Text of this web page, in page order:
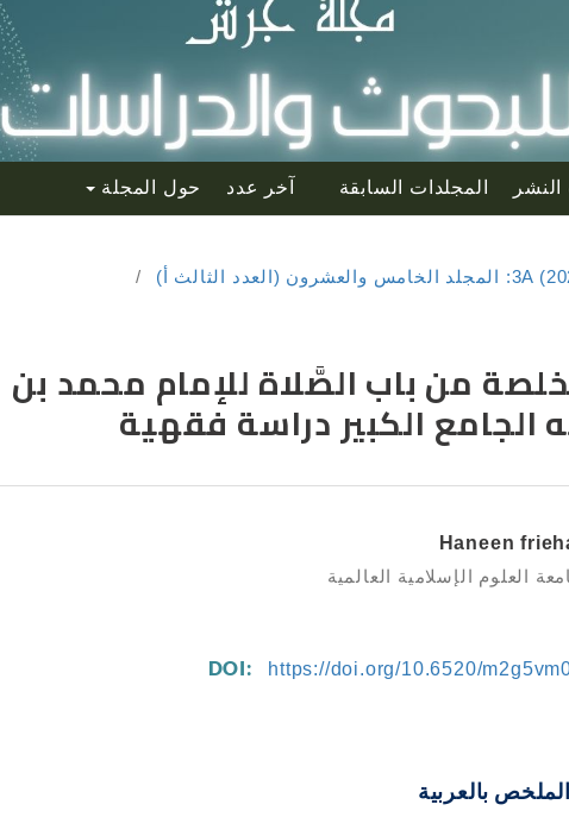
المجلدات السابقة آخر عدد حول المجلة
/
من باب الصَّلاة للإمام محمد بن
الجامع الكبير دراسة فقهية
Haneen
العلوم الإسلامية العالمية
DOI: https://doi.org/10.6520/
الملخص بالعربية